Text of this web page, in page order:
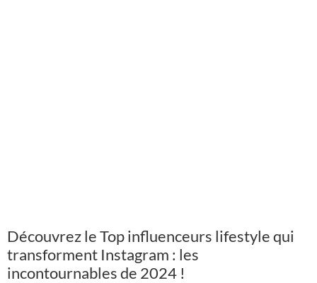
Découvrez le Top influenceurs lifestyle qui
transforment Instagram : les
incontournables de 2024 !